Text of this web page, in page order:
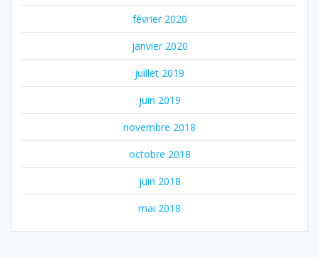
février 2020
janvier 2020
juillet 2019
juin 2019
novembre 2018
octobre 2018
juin 2018
mai 2018